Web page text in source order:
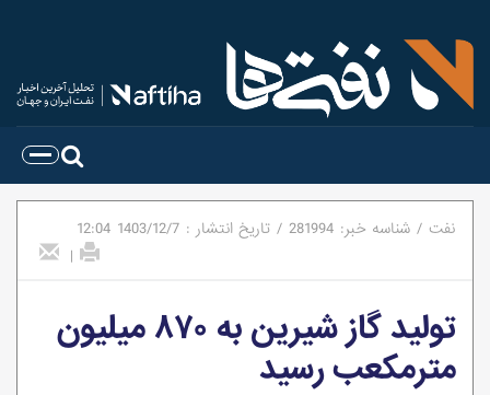
نفت / شناسه خبر: 281994
/ تاریخ انتشار : 1403/12/7
12:04
|
تولید گاز شیرین به ۸۷۰ میلیون
مترمکعب رسید